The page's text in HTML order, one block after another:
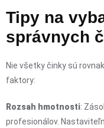
Tipy na
správnych
Nie všetky činky sú
faktory:
Rozsah hmotnosti:
profesionálov.